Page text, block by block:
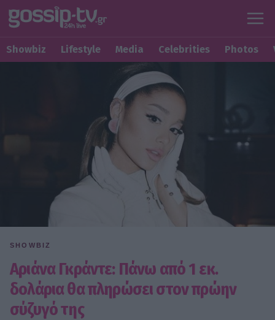
Showbiz Lifestyle Media Celebrities Photos
SHOWBIZ
Αριάνα Γκράντε: Πάνω από 1 εκ.
δολάρια θα πληρώσει στον πρώην
σύζυγό της